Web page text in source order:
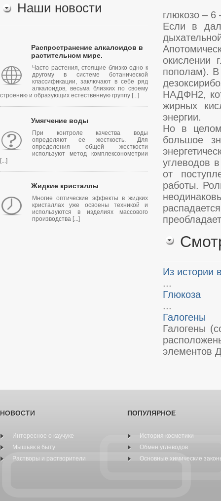
Наши новости
Распространение алкалоидов в
растительном мире.
Часто растения, стоящие близко одно к
другому в системе ботанической
классификации, заключают в себе ряд
алкалоидов, весьма близких по своему
строению и образующих естественную группу [...]
Умягчение воды
При контроле качества воды
определяют ее жесткость. Для
определения общей жесткости
используют метод комплексонометрии
[...]
Жидкие кристаллы
Многие оптические эффекты в жидких
кристаллах уже освоены техникой и
используются в изделиях массового
производства [...]
глюкозо –
Если в
окислении
пополам). В
НАДФН2,
жирных
энергии.
Но в целом
большое
углеводов
от
работы.
Из истории
...
Глюкоза
...
Галогены
Галогены
элементов
НОВОСТИ
Интересное о каучуке
Мышьяк в быту
Растворы и растворители
ПОПУЛЯРНОЕ
История косметики
Обмен углеводов
Основные химические